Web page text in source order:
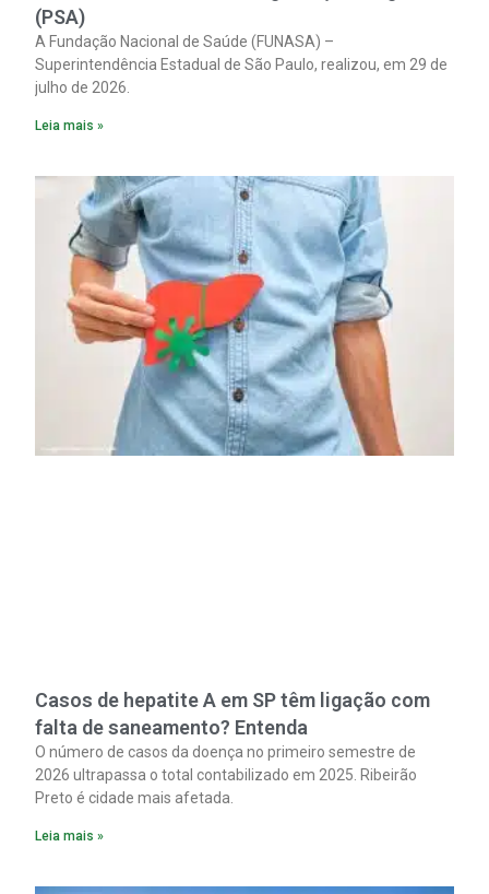
(PSA)
A Fundação Nacional de Saúde (FUNASA) –
Superintendência Estadual de São Paulo, realizou, em 29 de
julho de 2026.
Leia mais »
Casos de hepatite A em SP têm ligação com
falta de saneamento? Entenda
O número de casos da doença no primeiro semestre de
2026 ultrapassa o total contabilizado em 2025. Ribeirão
Preto é cidade mais afetada.
Leia mais »